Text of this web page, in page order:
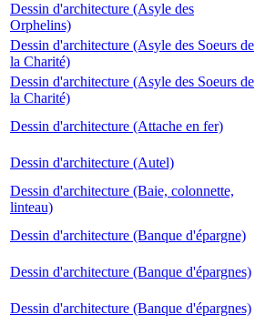
Dessin d'architecture (Asyle des
Orphelins)
Dessin d'architecture (Asyle des Soeurs de
la Charité)
Dessin d'architecture (Asyle des Soeurs de
la Charité)
Dessin d'architecture (Attache en fer)
Dessin d'architecture (Autel)
Dessin d'architecture (Baie, colonnette,
linteau)
Dessin d'architecture (Banque d'épargne)
Dessin d'architecture (Banque d'épargnes)
Dessin d'architecture (Banque d'épargnes)